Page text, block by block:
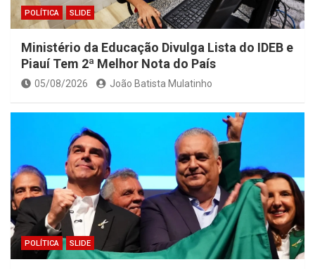
POLÍTICA SLIDE
Ministério da Educação Divulga Lista do IDEB e
Piauí Tem 2ª Melhor Nota do País
05/08/2026 João Batista Mulatinho
POLÍTICA SLIDE